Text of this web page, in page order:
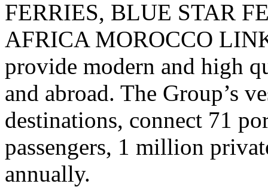
FERRIES, BLUE STAR
AFRICA MOROCCO
provide modern and high
and abroad. The Group’s
destinations, connect 71
passengers, 1 million
annually.